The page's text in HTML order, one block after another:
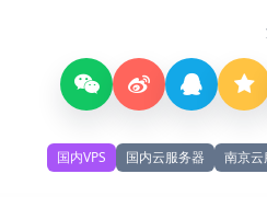
国内VPS 国内云服务器 南京云